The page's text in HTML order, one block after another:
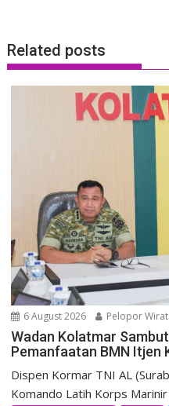
Related posts
6 August 2026 Pelopor
Wadan Kolatmar
Pemanfaatan BMN Itjen
Dispen Kormar TNI AL
Komando Latih Korps